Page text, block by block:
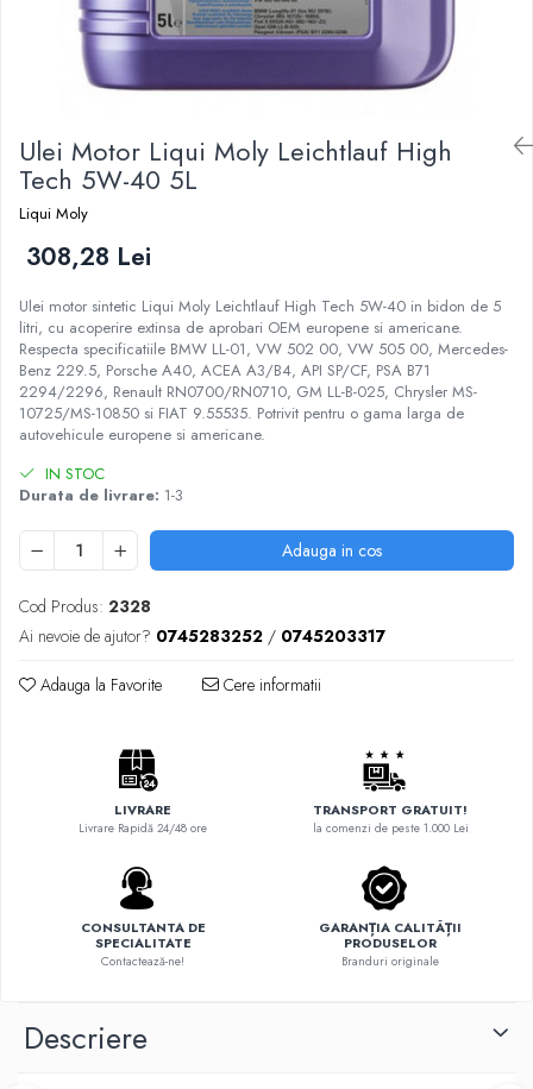
Ulei Motor Liqui Moly Leichtlauf High
Tech 5W-40 5L
Liqui Moly
308,28 Lei
Ulei motor sintetic Liqui Moly Leichtlauf High Tech 5W-40 in bidon de 5
litri, cu acoperire extinsa de aprobari OEM europene si americane.
Respecta specificatiile BMW LL-01, VW 502 00, VW 505 00, Mercedes-
Benz 229.5, Porsche A40, ACEA A3/B4, API SP/CF, PSA B71
2294/2296, Renault RN0700/RN0710, GM LL-B-025, Chrysler MS-
10725/MS-10850 si FIAT 9.55535. Potrivit pentru o gama larga de
autovehicule europene si americane.
IN STOC
Durata de livrare: 1-3
Adauga in cos
Cod Produs: 2328
Ai nevoie de ajutor? 0745283252 / 0745203317
Adauga la Favorite Cere informatii
LIVRARE
Livrare Rapidă 24/48 ore
TRANSPORT GRATUIT!
la comenzi de peste 1.000 Lei
CONSULTANTA DE
SPECIALITATE
Contactează-ne!
GARANȚIA CALITĂȚII
PRODUSELOR
Branduri originale
Descriere